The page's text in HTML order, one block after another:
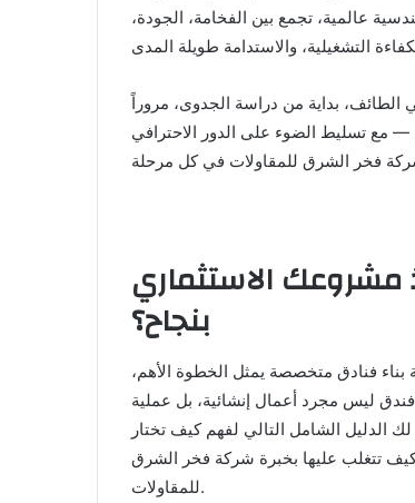
عالمية، تجمع بين الفخامة، الجودة،
بداية من دراسة الجدوى، مروراً
— مع تسليط الضوء على الدور الاحترافي
مشروعك الاستثماري
بنجاح؟
فنادق متخصصة يمثل الخطوة الأهم،
فندق ليس مجرد أعمال إنشائية، بل عملية
الدليل الشامل التالي لفهم كيف تختار
تتغلب عليها بخبرة شركة فخر الشرق
للمقاولات.